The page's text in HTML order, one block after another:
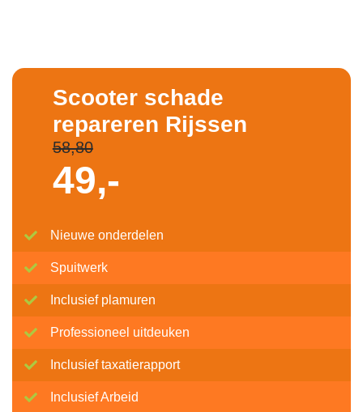
Scooter schade
repareren Rijssen
58,80
49,-
Nieuwe onderdelen
Spuitwerk
Inclusief plamuren
Professioneel uitdeuken
Inclusief taxatierapport
Inclusief Arbeid